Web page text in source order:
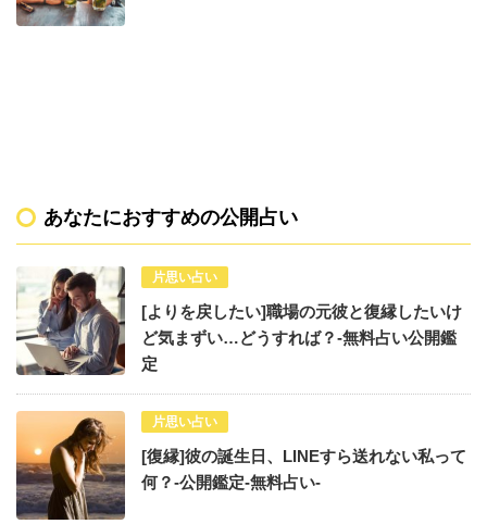
あなたにおすすめの公開占い
片思い占い
[よりを戻したい]職場の元彼と復縁したいけ
ど気まずい…どうすれば？-無料占い公開鑑
定
片思い占い
[復縁]彼の誕生日、LINEすら送れない私って
何？-公開鑑定-無料占い-